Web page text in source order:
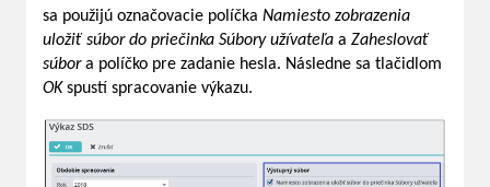
sa použijú označovacie políčka Namiesto zobrazenia
uložiť súbor do priečinka Súbory užívateľa a Zaheslovať
súbora políčko pre zadanie hesla. Následne sa tlačidlom
OK spustí spracovanie výkazu.